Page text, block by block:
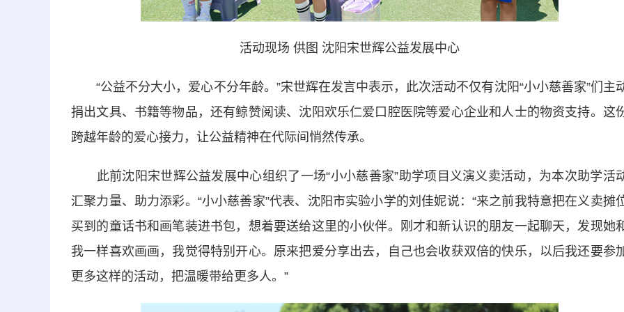
活动现场 供图 沈阳宋世辉公益发展中心
“公益不分大小，爱心不分年龄。”宋世辉在发言中表示，此次活动不仅有沈阳“小小慈善家”们主
捐出文具、书籍等物品，还有鲸赞阅读、沈阳欢乐仁爱口腔医院等爱心企业和人士的物资支持。这
跨越年龄的爱心接力，让公益精神在代际间悄然传承。
此前沈阳宋世辉公益发展中心组织了一场“小小慈善家”助学项目义演义卖活动，为本次助学活
汇聚力量、助力添彩。“小小慈善家”代表、沈阳市实验小学的刘佳妮说：“来之前我特意把在义卖摊
买到的童话书和画笔装进书包，想着要送给这里的小伙伴。刚才和新认识的朋友一起聊天，发现她
我一样喜欢画画，我觉得特别开心。原来把爱分享出去，自己也会收获双倍的快乐，以后我还要参
更多这样的活动，把温暖带给更多人。”